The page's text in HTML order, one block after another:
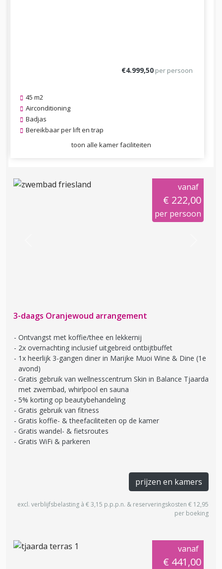
€4.999,50 per persoon
45 m2
Airconditioning
Badjas
Bereikbaar per lift en trap
toon alle kamer faciliteiten
vanaf
€ 222,00
per persoon
3-daags Oranjewoud arrangement
Ontvangst met koffie/thee en lekkernij
2x overnachting inclusief uitgebreid ontbijtbuffet
1x heerlijk 3-gangen diner in Marijke Muoi Wine & Dine (1e
avond)
Gratis gebruik van wellnesscentrum Skin in Balance Tjaarda
met zwembad, whirlpool en sauna
5% korting op beautybehandeling
Gratis gebruik van fitness
Gratis koffie- & theefaciliteiten op de kamer
Gratis wandel- & fietsroutes
Gratis WiFi & parkeren
prijzen en kamers
excl. verblijfsbelasting à € 3,15 p.p.p.n. & reserveringskosten € 12,95
per boeking
vanaf
€ 441,00